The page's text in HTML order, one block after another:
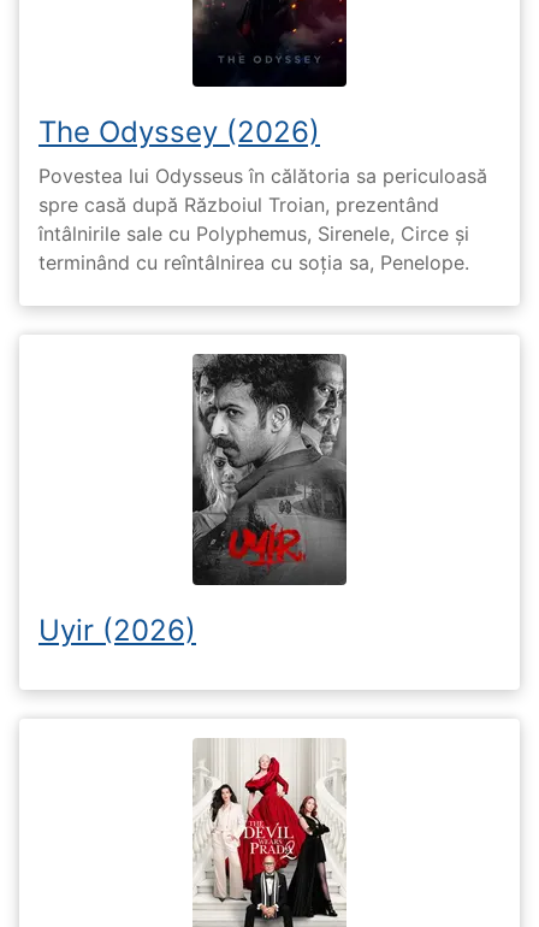
The Odyssey (2026)
Povestea lui Odysseus în călătoria sa periculoasă
spre casă după Războiul Troian, prezentând
întâlnirile sale cu Polyphemus, Sirenele, Circe și
terminând cu reîntâlnirea cu soția sa, Penelope.
Uyir (2026)